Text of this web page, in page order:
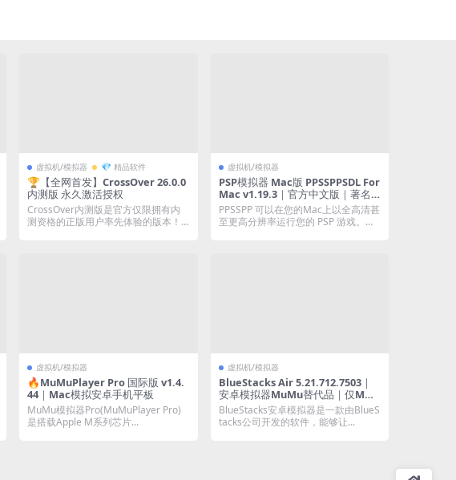
虚拟机/模拟器 💎 精品软件
🏆【全网首发】CrossOver 26.0.0
内测版 永久激活授权
CrossOver内测版是官方仅限拥有内
测资格的正版用户率先体验的版本！
虚拟机/模拟器
PSP模拟器 Mac版 PPSSPPSDL For
Mac v1.19.3｜官方中文版｜著名
的开源PSP模拟器
PPSSPP 可以在您的Mac上以全高清甚
至更高分辨率运行您的 PSP 游戏。
虚拟机/模拟器
🔥MuMuPlayer Pro 国际版 v1.4.
44｜Mac模拟安卓手机平板
MuMu模拟器Pro(MuMuPlayer Pro)
是搭载Apple M系列芯片...
虚拟机/模拟器
BlueStacks Air 5.21.712.7503｜
安卓模拟器MuMu替代品｜仅M芯
片
BlueStacks安卓模拟器是一款由BlueS
tacks公司开发的软件，能够让...